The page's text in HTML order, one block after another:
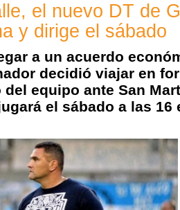
el nuevo DT de
y dirige el sábado
a un acuerdo
decidió viajar en
del equipo ante San
el sábado a las 16